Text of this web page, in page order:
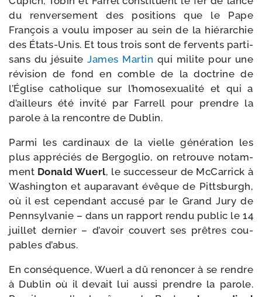
du ren­ver­se­ment des posi­tions que le Pape
François a vou­lu impo­ser au sein de la hié­rar­chie
des États-​Unis. Et tous trois sont de fer­vents par­ti­
sans du jésuite James Martin qui milite pour une
révi­sion de fond en comble de la doc­trine de
l’Église catho­lique sur l’homosexualité et qui a
d’ailleurs été invi­té par Farrell pour prendre la
parole à la ren­contre de Dublin.
Parmi les car­di­naux de la vielle géné­ra­tion les
plus appré­ciés de Bergoglio, on retrouve notam­
ment Donald Wuerl, le suc­ces­seur de McCarrick à
Washington et aupa­ra­vant évêque de Pittsburgh,
où il est cepen­dant accu­sé par le Grand Jury de
Pennsylvanie – dans un rap­port ren­du public le 14
juillet der­nier – d’avoir cou­vert ses prêtres cou­
pables d’abus.
En consé­quence, Wuerl a dû renon­cer à se rendre
à Dublin où il devait lui aus­si prendre la parole.